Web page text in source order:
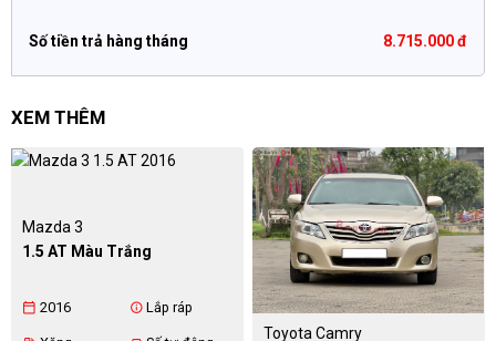
Số tiền trả hàng tháng 8.715.000 đ
XEM THÊM
Mazda 3
1.5 AT Màu Trắng
calendar_today 2016 info Lắp ráp
Toyota Camry